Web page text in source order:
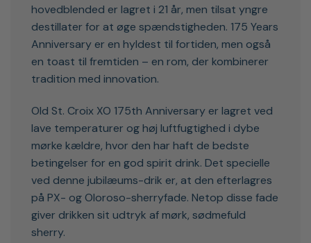
hovedblended er lagret i 21 år, men tilsat yngre
destillater for at øge spændstigheden. 175 Years
Anniversary er en hyldest til fortiden, men også
en toast til fremtiden – en rom, der kombinerer
tradition med innovation.
Old St. Croix XO 175th Anniversary er lagret ved
lave temperaturer og høj luftfugtighed i dybe
mørke kældre, hvor den har haft de bedste
betingelser for en god spirit drink. Det specielle
ved denne jubilæums-drik er, at den efterlagres
på PX- og Oloroso-sherryfade. Netop disse fade
giver drikken sit udtryk af mørk, sødmefuld
sherry.